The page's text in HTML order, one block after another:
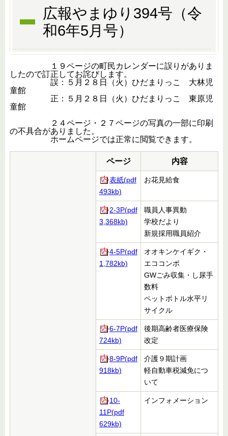
広報やまゆり394号（令
和6年5月号）
１９ページの町民カレンダーに誤りがありま
したので訂正してお詫びします。
誤：５月２８日（火）ひだまりっこ 大林児
童館
正：５月２８日（火）ひだまりっこ 東原児
童館
２４ページ・２７ページの写真の一部に印刷
の不具合がありました。
ホームページでは正常に閲覧できます。
ページ 内容
表紙(pdf
493kb)
お花見給食
2-3P(pdf
3,368kb)
職員人事異動
学校だより
新規採用職員紹介
4-5P(pdf
1,782kb)
オオキンケイギク・
エココンポ
GWごみ収集・し尿手
数料
ペットボトル水平リ
サイクル
6-7P(pdf
724kb)
後期高齢者医療保険
改定
8-9P(pdf
918kb)
介護９期計画
軽自動車税減免につ
いて
10-
11P(pdf
629kb)
インフォメーション